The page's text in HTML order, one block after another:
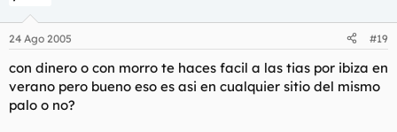
24 Ago 2005 #19
con dinero o con morro te haces facil a las tias por ibiza en
verano pero bueno eso es asi en cualquier sitio del mismo
palo o no?